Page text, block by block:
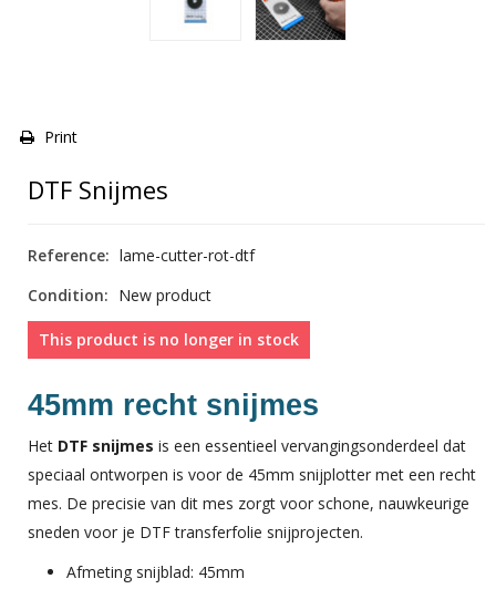
Print
DTF Snijmes
Reference: lame-cutter-rot-dtf
Condition: New product
This product is no longer in stock
45mm recht snijmes
Het DTF snijmes is een essentieel vervangingsonderdeel dat
speciaal ontworpen is voor de 45mm snijplotter met een recht
mes. De precisie van dit mes zorgt voor schone, nauwkeurige
sneden voor je DTF transferfolie snijprojecten.
Afmeting snijblad: 45mm